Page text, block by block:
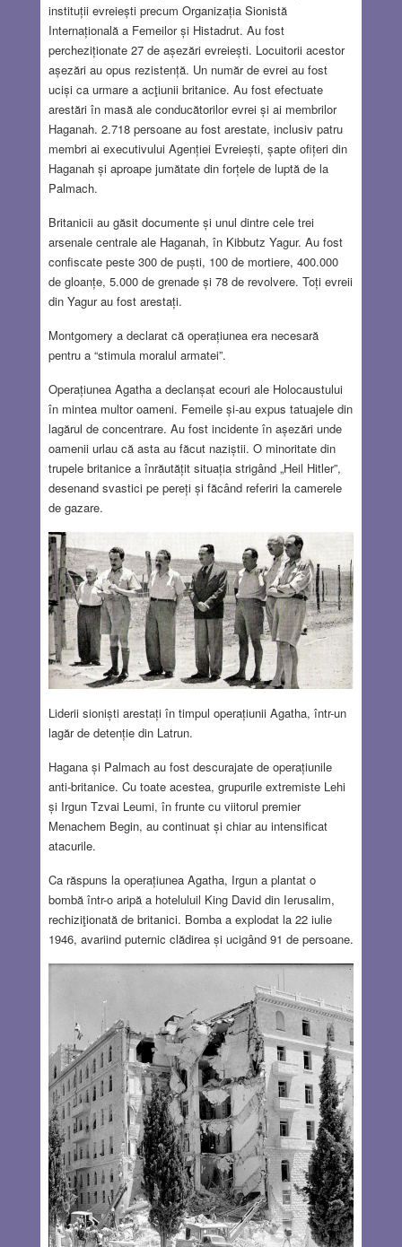
instituții evreiești precum Organizația Sionistă
Internațională a Femeilor și Histadrut. Au fost
percheziționate 27 de așezări evreiești. Locuitorii acestor
așezări au opus rezistență. Un număr de evrei au fost
uciși ca urmare a acţiunii britanice. Au fost efectuate
arestări în masă ale conducătorilor evrei și ai membrilor
Haganah. 2.718 persoane au fost arestate, inclusiv patru
membri ai executivului Agenției Evreiești, șapte ofițeri din
Haganah și aproape jumătate din forțele de luptă de la
Palmach.
Britanicii au găsit documente și unul dintre cele trei
arsenale centrale ale Haganah, în Kibbutz Yagur. Au fost
confiscate peste 300 de puști, 100 de mortiere, 400.000
de gloanțe, 5.000 de grenade și 78 de revolvere. Toți evreii
din Yagur au fost arestați.
Montgomery a declarat că operațiunea era necesară
pentru a “stimula moralul armatei”.
Operațiunea Agatha a declanșat ecouri ale Holocaustului
în mintea multor oameni. Femeile și-au expus tatuajele din
lagărul de concentrare. Au fost incidente în așezări unde
oamenii urlau că asta au făcut naziștii. O minoritate din
trupele britanice a înrăutățit situația strigând „Heil Hitler”,
desenand svastici pe pereți și făcând referiri la camerele
de gazare.
Liderii sioniști arestați în timpul operațiunii Agatha, într-un
lagăr de detenție din Latrun.
Hagana și Palmach au fost descurajate de operațiunile
anti-britanice. Cu toate acestea, grupurile extremiste Lehi
și Irgun Tzvai Leumi, în frunte cu viitorul premier
Menachem Begin, au continuat și chiar au intensificat
atacurile.
Ca răspuns la operațiunea Agatha, Irgun a plantat o
bombă într-o aripă a hoteluluil King David din Ierusalim,
rechiziţionată de britanici. Bomba a explodat la 22 iulie
1946, avariind puternic clădirea și ucigând 91 de persoane.